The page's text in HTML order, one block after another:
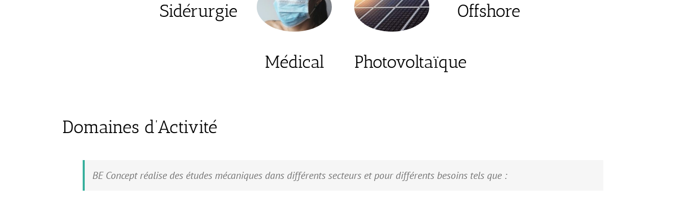
Sidérurgie
Médical Photovoltaïque
Offshore
Domaines d’Activité
BE Concept réalise des études mécaniques dans différents secteurs et pour différents besoins tels que :